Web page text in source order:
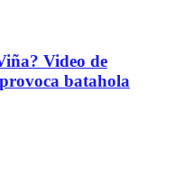
Video de
batahola